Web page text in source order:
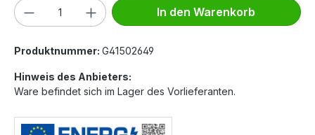
Produkt Anzahl: Gib den gewünschten
In den Warenkorb
Produktnummer: G41502649
Hinweis des Anbieters:
Ware befindet sich im Lager des Vorlieferanten.